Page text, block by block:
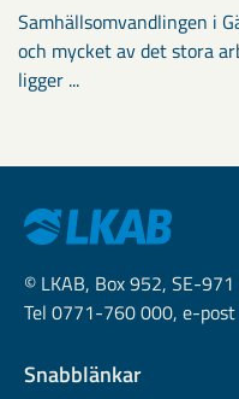
Samhällsomvandlingen i
och mycket av det stora
ligger ...
© LKAB, Box 952, SE-
Tel 0771-760 000, e-post
Snabblänkar